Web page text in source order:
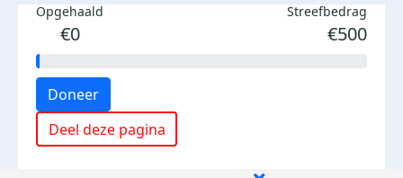
Opgehaald
€0
Streefbedrag
€500
Doneer
Deel deze pagina